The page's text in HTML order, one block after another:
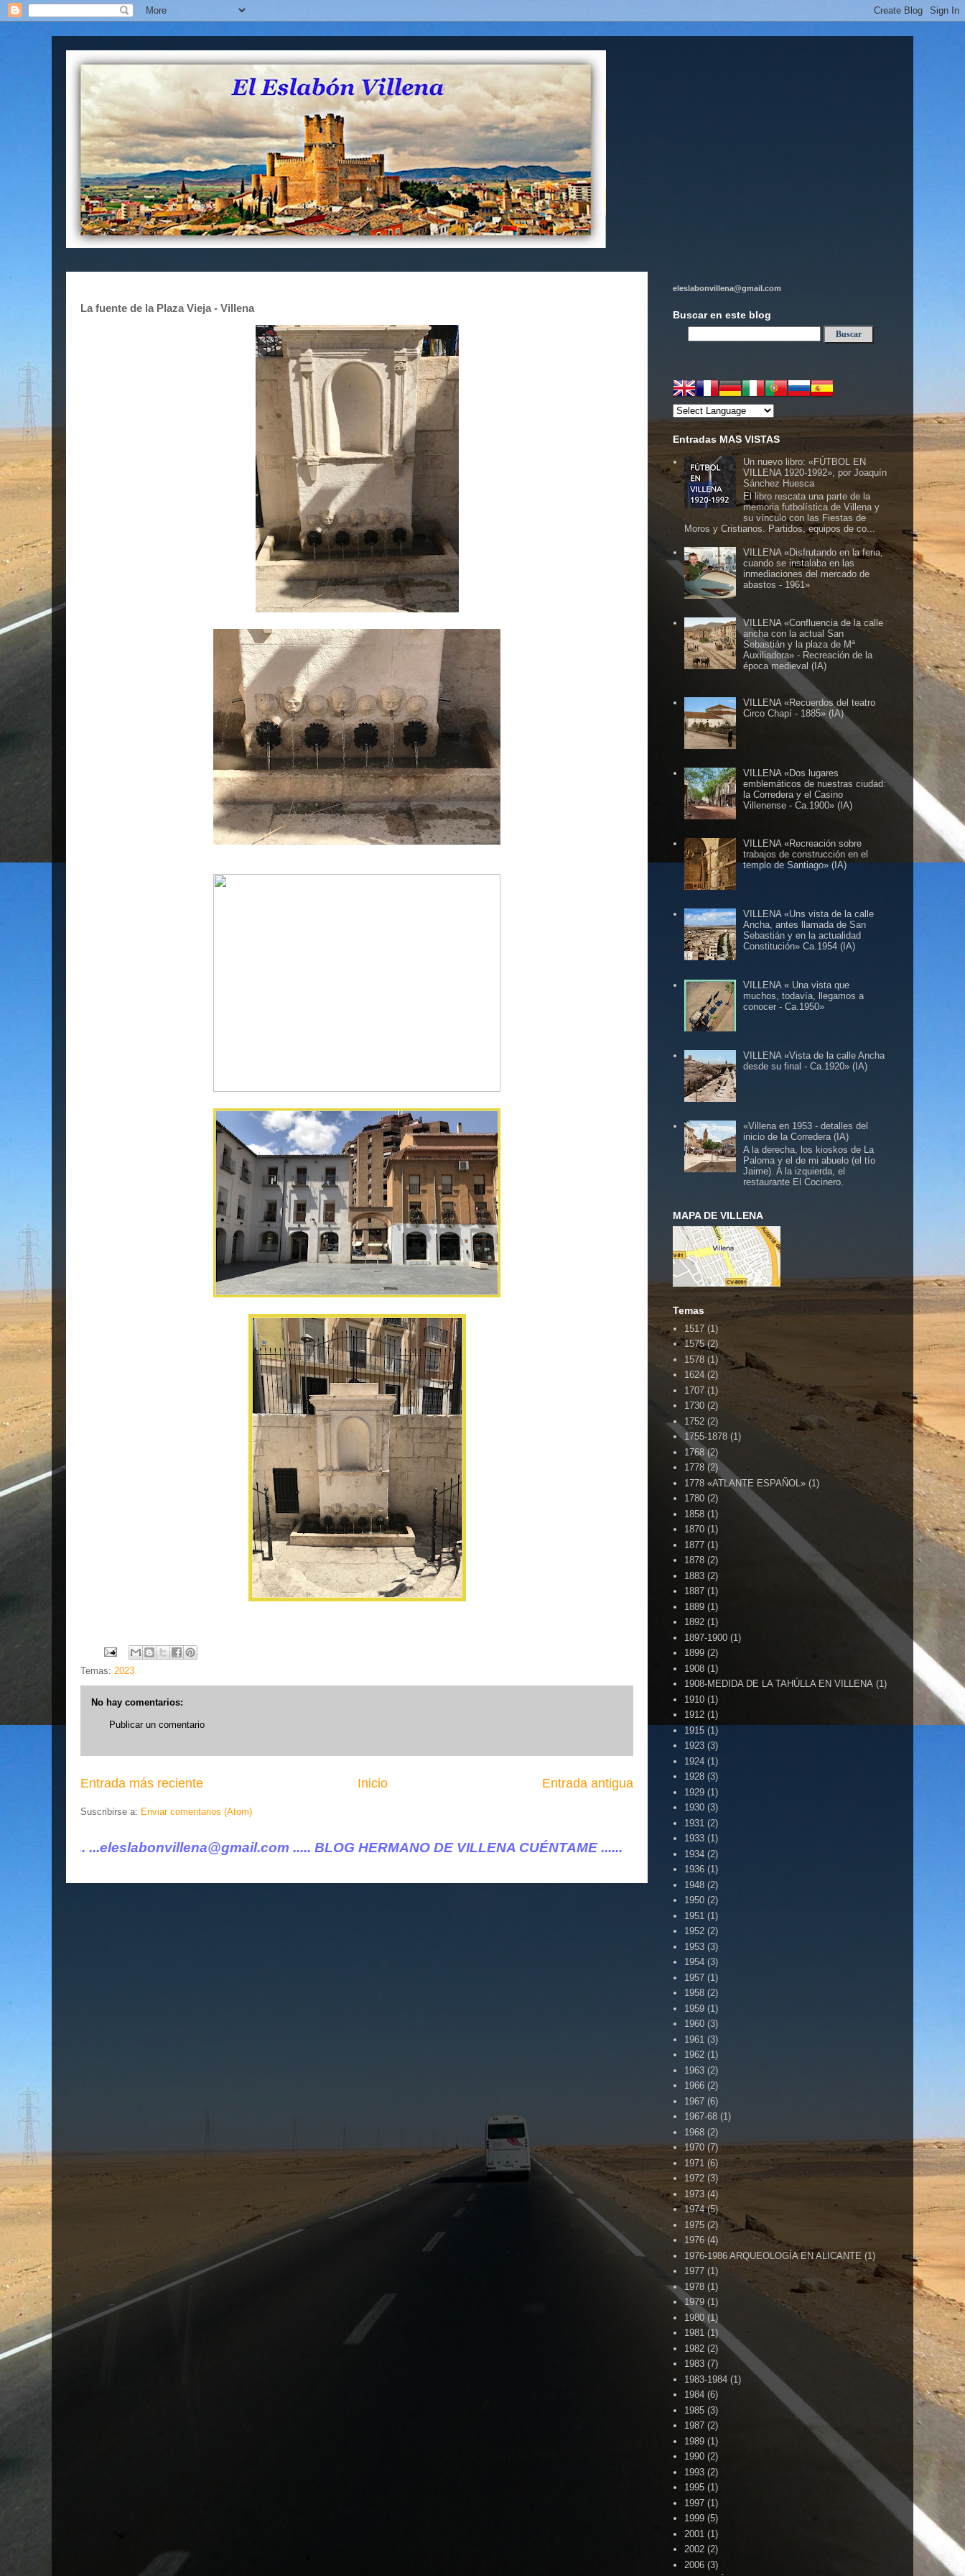
La fuente de la Plaza Vieja - Villena
Temas: 2023
No hay comentarios:
Publicar un comentario
Entrada más reciente Entrada antigua
Inicio
Suscribirse a: Enviar comentarios (Atom)
..... BLOG HERMANO DE VILLENA CUÉNTAME ......
eleslabonvillena@gmail.com
Buscar en este blog
Entradas MAS VISTAS
Un nuevo libro: «FÚTBOL EN
VILLENA 1920-1992», por Joaquín
Sánchez Huesca
El libro rescata una parte de la
memoria futbolística de Villena y
su vínculo con las Fiestas de
Moros y Cristianos. Partidos, equipos de co...
VILLENA «Disfrutando en la feria,
cuando se instalaba en las
inmediaciones del mercado de
abastos - 1961»
VILLENA «Confluencia de la calle
ancha con la actual San
Sebastián y la plaza de Mª
Auxiliadora» - Recreación de la
época medieval (IA)
VILLENA «Recuerdos del teatro
Circo Chapí - 1885» (IA)
VILLENA «Dos lugares
emblemáticos de nuestras ciudad:
la Corredera y el Casino
Villenense - Ca.1900» (IA)
VILLENA «Recreación sobre
trabajos de construcción en el
templo de Santiago» (IA)
VILLENA «Uns vista de la calle
Ancha, antes llamada de San
Sebastián y en la actualidad
Constitución» Ca.1954 (IA)
VILLENA « Una vista que
muchos, todavía, llegamos a
conocer - Ca.1950»
VILLENA «Vista de la calle Ancha
desde su final - Ca.1920» (IA)
«Villena en 1953 - detalles del
inicio de la Corredera (IA)
A la derecha, los kioskos de La
Paloma y el de mi abuelo (el tío
Jaime). A la izquierda, el
restaurante El Cocinero.
MAPA DE VILLENA
Temas
1517 (1)
1575 (2)
1578 (1)
1624 (2)
1707 (1)
1730 (2)
1752 (2)
1755-1878 (1)
1768 (2)
1778 (2)
1778 «ATLANTE ESPAÑOL» (1)
1780 (2)
1858 (1)
1870 (1)
1877 (1)
1878 (2)
1883 (2)
1887 (1)
1889 (1)
1892 (1)
1897-1900 (1)
1899 (2)
1908 (1)
1908-MEDIDA DE LA TAHÚLLA EN VILLENA (1)
1910 (1)
1912 (1)
1915 (1)
1923 (3)
1924 (1)
1928 (3)
1929 (1)
1930 (3)
1931 (2)
1933 (1)
1934 (2)
1936 (1)
1948 (2)
1950 (2)
1951 (1)
1952 (2)
1953 (3)
1954 (3)
1957 (1)
1958 (2)
1959 (1)
1960 (3)
1961 (3)
1962 (1)
1963 (2)
1966 (2)
1967 (6)
1967-68 (1)
1968 (2)
1970 (7)
1971 (6)
1972 (3)
1973 (4)
1974 (5)
1975 (2)
1976 (4)
1976-1986 ARQUEOLOGÍA EN ALICANTE (1)
1977 (1)
1978 (1)
1979 (1)
1980 (1)
1981 (1)
1982 (2)
1983 (7)
1983-1984 (1)
1984 (6)
1985 (3)
1987 (2)
1989 (1)
1990 (2)
1993 (2)
1995 (1)
1997 (1)
1999 (5)
2001 (1)
2002 (2)
2006 (3)